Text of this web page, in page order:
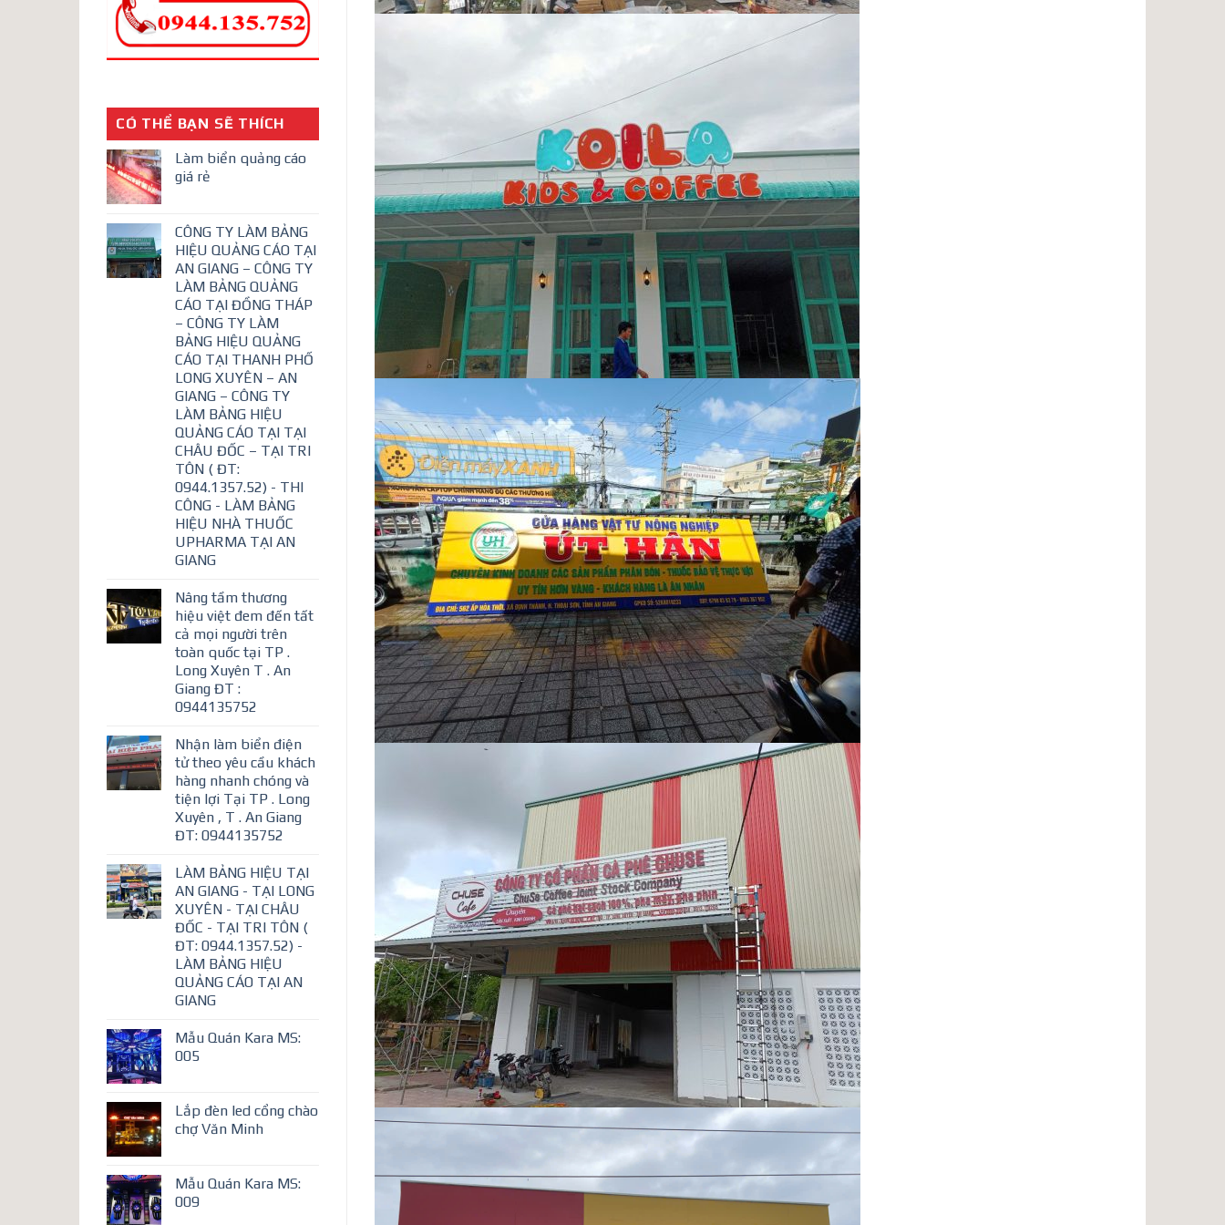
CÓ THỂ BẠN SẼ THÍCH
Làm biển quảng cáo
giá rẻ
CÔNG TY LÀM BẢNG
HIỆU QUẢNG CÁO TẠI
AN GIANG – CÔNG TY
LÀM BẢNG QUẢNG
CÁO TẠI ĐỒNG THÁP
– CÔNG TY LÀM
BẢNG HIỆU QUẢNG
CÁO TẠI THANH PHỐ
LONG XUYÊN – AN
GIANG – CÔNG TY
LÀM BẢNG HIỆU
QUẢNG CÁO TẠI TẠI
CHÂU ĐỐC – TẠI TRI
TÔN ( ĐT:
0944.1357.52) - THI
CÔNG - LÀM BẢNG
HIỆU NHÀ THUỐC
UPHARMA TẠI AN
GIANG
Nâng tầm thương
hiệu việt đem đến tất
cả mọi người trên
toàn quốc tại TP .
Long Xuyên T . An
Giang ĐT :
0944135752
Nhận làm biển điện
tử theo yêu cầu khách
hàng nhanh chóng và
tiện lợi Tại TP . Long
Xuyên , T . An Giang
ĐT: 0944135752
LÀM BẢNG HIỆU TẠI
AN GIANG - TẠI LONG
XUYÊN - TẠI CHÂU
ĐỐC - TẠI TRI TÔN (
ĐT: 0944.1357.52) -
LÀM BẢNG HIỆU
QUẢNG CÁO TẠI AN
GIANG
Mẫu Quán Kara MS:
005
Lắp đèn led cổng chào
chợ Văn Minh
Mẫu Quán Kara MS:
009